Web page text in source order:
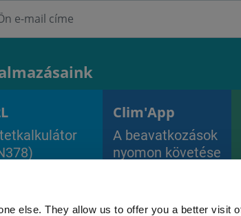
else. They allow us to offer you a better visit
Clim'App
A beavatkozások
nyomon követése
kezelése